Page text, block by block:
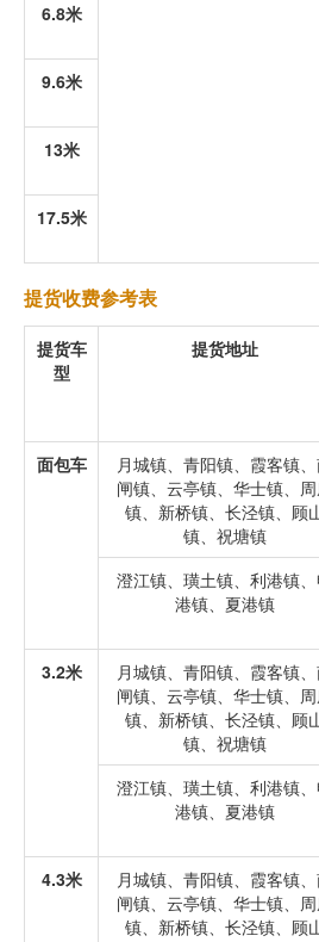
6.8米
9.6米
13米
17.5米
提货收费参考表
提货车
型
提货地址
面包车
月城镇、青阳镇、霞客镇
闸镇、云亭镇、华士镇、
镇、新桥镇、长泾镇、顾
镇、祝塘镇
澄江镇、璜土镇、利港镇、
港镇、夏港镇
3.2米
月城镇、青阳镇、霞客镇
闸镇、云亭镇、华士镇、
镇、新桥镇、长泾镇、顾
镇、祝塘镇
澄江镇、璜土镇、利港镇、
港镇、夏港镇
4.3米
月城镇、青阳镇、霞客镇
闸镇、云亭镇、华士镇、
镇、新桥镇、长泾镇、顾